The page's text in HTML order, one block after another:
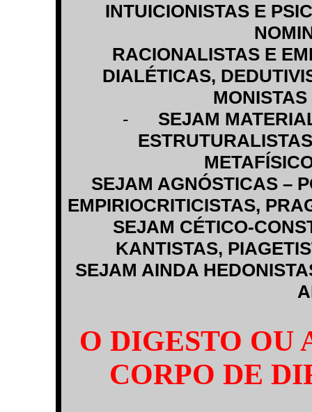
INTUICIONISTAS E
RACIONALISTAS E
DIALÉTICAS,
-
SEJAM
SEJAM AGNÓSTICAS –
EMPIRIOCRITICISTAS,
SEJAM CÉTICO-
KANTISTAS,
SEJAM AINDA
O DIGESTO OU
CORPO DE